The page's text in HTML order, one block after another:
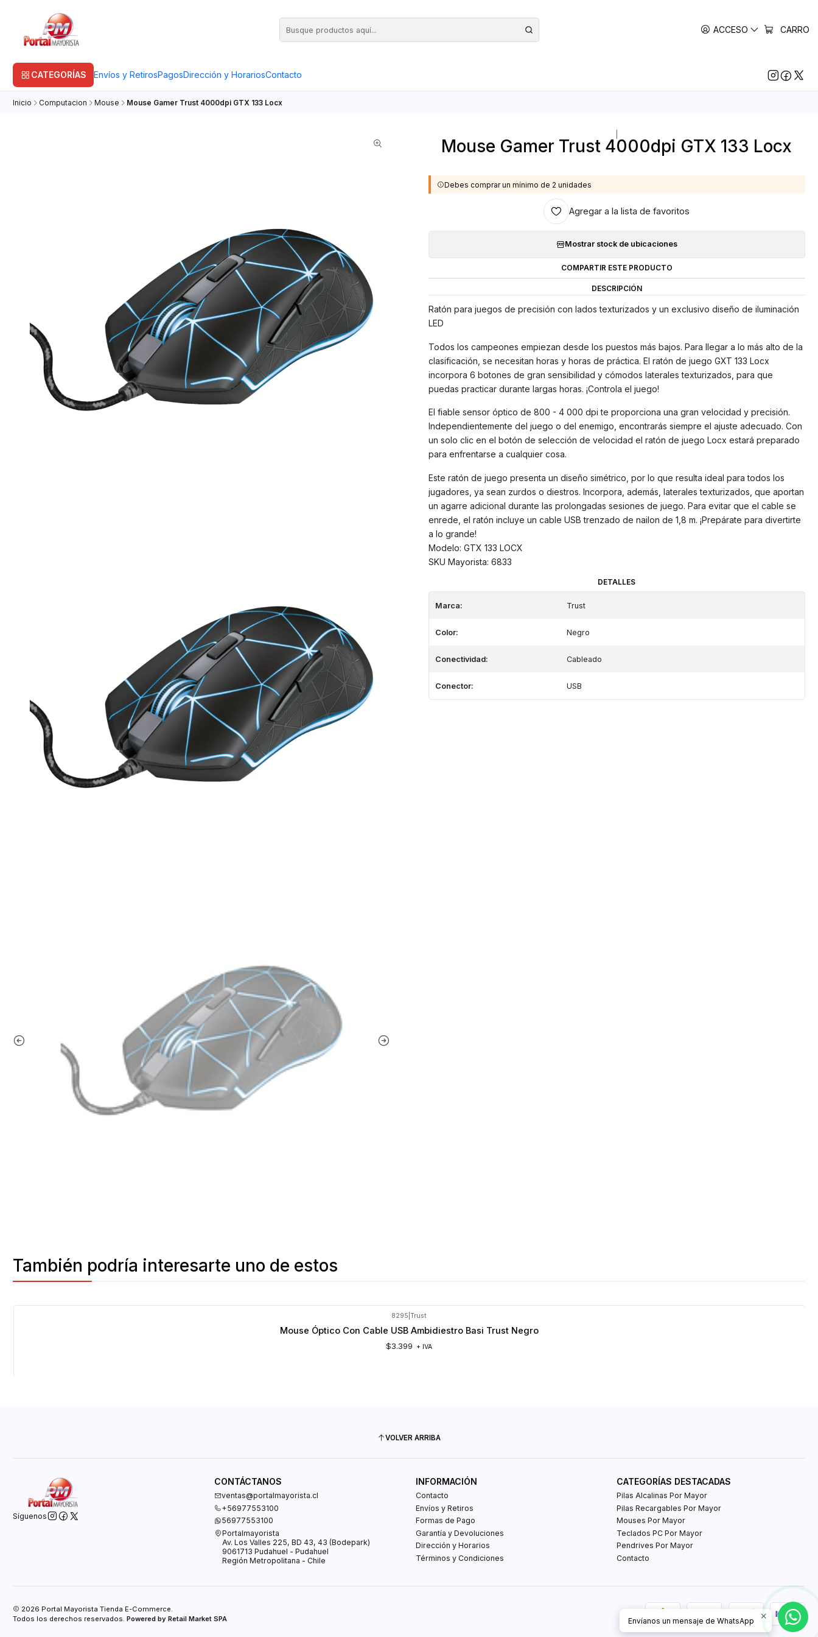
ACCESO CARRO
CATEGORÍAS Envíos y RetirosPagosDirección y HorariosContacto
Inicio Computacion Mouse Mouse Gamer Trust 4000dpi GTX 133 Locx
Mouse Gamer Trust 4000dpi GTX 133 Locx
Debes comprar un mínimo de 2 unidades
Agregar a la lista de favoritos
Mostrar stock de ubicaciones
COMPARTIR ESTE PRODUCTO
DESCRIPCIÓN
Ratón para juegos de precisión con lados texturizados y un exclusivo diseño de iluminación
LED
Todos los campeones empiezan desde los puestos más bajos. Para llegar a lo más alto de la
clasificación, se necesitan horas y horas de práctica. El ratón de juego GXT 133 Locx
incorpora 6 botones de gran sensibilidad y cómodos laterales texturizados, para que
puedas practicar durante largas horas. ¡Controla el juego!
El fiable sensor óptico de 800 - 4 000 dpi te proporciona una gran velocidad y precisión.
Independientemente del juego o del enemigo, encontrarás siempre el ajuste adecuado. Con
un solo clic en el botón de selección de velocidad el ratón de juego Locx estará preparado
para enfrentarse a cualquier cosa.
Este ratón de juego presenta un diseño simétrico, por lo que resulta ideal para todos los
jugadores, ya sean zurdos o diestros. Incorpora, además, laterales texturizados, que aportan
un agarre adicional durante las prolongadas sesiones de juego. Para evitar que el cable se
enrede, el ratón incluye un cable USB trenzado de nailon de 1,8 m. ¡Prepárate para divertirte
a lo grande!
Modelo: GTX 133 LOCX
SKU Mayorista: 6833
DETALLES
Marca: Trust
Color: Negro
Conectividad: Cableado
Conector: USB
También podría interesarte uno de estos
8295 Trust
Mouse Óptico Con Cable USB Ambidiestro Basi Trust Negro
$3.399 + IVA
VOLVER ARRIBA
Síguenos
CONTÁCTANOS
ventas@portalmayorista.cl
+56977553100
56977553100
Portalmayorista
Av. Los Valles 225, BD 43, 43 (Bodepark)
9061713 Pudahuel - Pudahuel
Región Metropolitana - Chile
INFORMACIÓN
Contacto
Envíos y Retiros
Formas de Pago
Garantía y Devoluciones
Dirección y Horarios
Términos y Condiciones
CATEGORÍAS DESTACADAS
Pilas Alcalinas Por Mayor
Pilas Recargables Por Mayor
Mouses Por Mayor
Teclados PC Por Mayor
Pendrives Por Mayor
Contacto
2026 Portal Mayorista Tienda E-Commerce.
Todos los derechos reservados. Powered by Retail Market SPA Envíanos un mensaje de WhatsApp